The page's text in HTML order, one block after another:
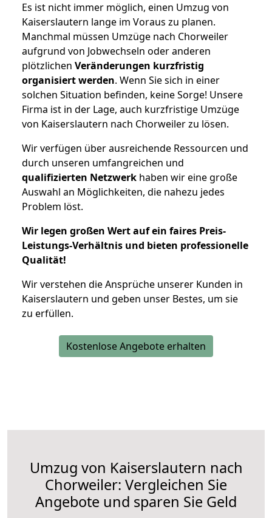
Es ist nicht immer möglich, einen Umzug von
Kaiserslautern lange im Voraus zu planen.
Manchmal müssen Umzüge nach Chorweiler
aufgrund von Jobwechseln oder anderen
plötzlichen Veränderungen kurzfristig
organisiert werden. Wenn Sie sich in einer
solchen Situation befinden, keine Sorge! Unsere
Firma ist in der Lage, auch kurzfristige Umzüge
von Kaiserslautern nach Chorweiler zu lösen.
Wir verfügen über ausreichende Ressourcen und
durch unseren umfangreichen und
qualifizierten Netzwerk haben wir eine große
Auswahl an Möglichkeiten, die nahezu jedes
Problem löst.
Wir legen großen Wert auf ein faires Preis-
Leistungs-Verhältnis und bieten professionelle
Qualität!
Wir verstehen die Ansprüche unserer Kunden in
Kaiserslautern und geben unser Bestes, um sie
zu erfüllen.
Kostenlose Angebote erhalten
Umzug von Kaiserslautern nach
Chorweiler: Vergleichen Sie
Angebote und sparen Sie Geld